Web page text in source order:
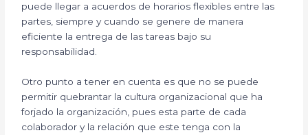
puede llegar a acuerdos de horarios flexibles entre las
partes, siempre y cuando se genere de manera
eficiente la entrega de las tareas bajo su
responsabilidad.
Otro punto a tener en cuenta es que no se puede
permitir quebrantar la cultura organizacional que ha
forjado la organización, pues esta parte de cada
colaborador y la relación que este tenga con la